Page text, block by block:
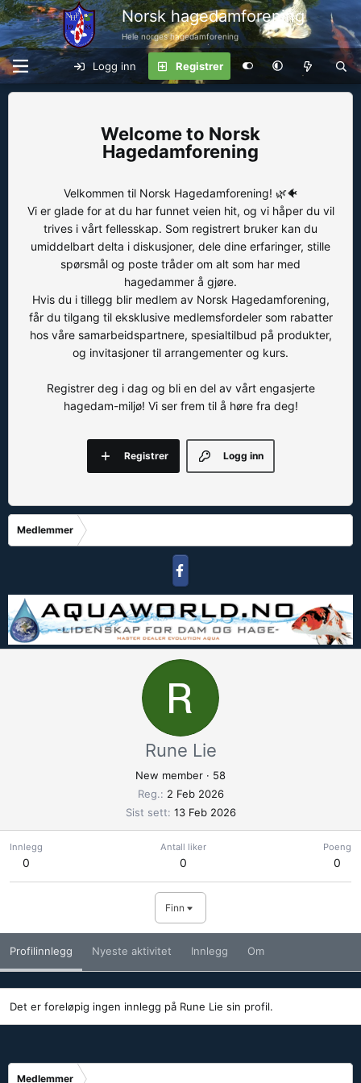
Norsk hagedamforening
Hele norges hagedamforening
Logg inn Registrer
Norsk
Hagedamforening
Velkommen til Norsk Hagedamforening! 🌿🐠
Vi er glade for at du har funnet veien hit, og vi håper du vil
trives i vårt fellesskap. Som registrert bruker kan du
umiddelbart delta i diskusjoner, dele dine erfaringer, stille
spørsmål og poste tråder om alt som har med
hagedammer å gjøre.
Hvis du i tillegg blir medlem av Norsk Hagedamforening,
får du tilgang til eksklusive medlemsfordeler som rabatter
hos våre samarbeidspartnere, spesialtilbud på produkter,
og invitasjoner til arrangementer og kurs.
Registrer deg i dag og bli en del av vårt engasjerte
hagedam-miljø! Vi ser frem til å høre fra deg!
Logg inn
Registrer
Medlemmer
Rune Lie
New member · 58
Reg.
2 Feb 2026
Sist sett 13 Feb 2026
Innlegg
0
Antall liker
0
Poeng
0
Finn
Profilinnlegg Nyeste aktivitet Innlegg Om
Det er foreløpig ingen innlegg på Rune Lie sin profil.
Medlemmer